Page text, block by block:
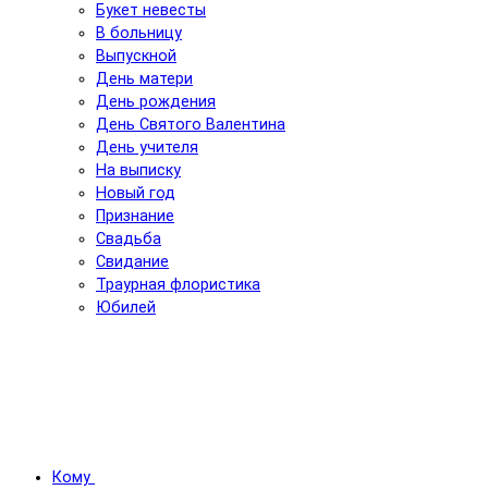
Букет невесты
В больницу
Выпускной
День матери
День рождения
День Святого Валентина
День учителя
На выписку
Новый год
Признание
Свадьба
Свидание
Траурная флористика
Юбилей
Кому